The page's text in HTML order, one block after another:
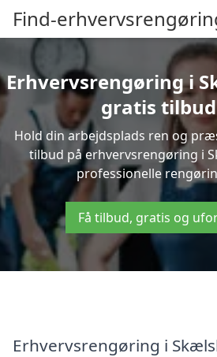
Find-
Erhvervsrengøring i
gratis
Hold din arbejdsplads ren og
tilbud på erhvervsrengøring i
professionelle
Få tilbud, gratis og
Erhvervsrengøring i